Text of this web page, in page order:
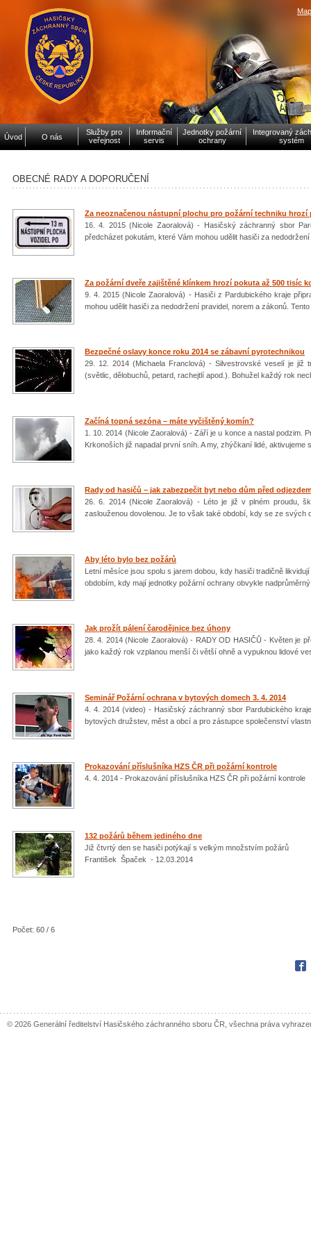
Úvod O nás
Služby pro
veřejnost
Informační
servis
Jednotky požární
ochrany
Integrovaný
systém
OBECNÉ RADY A DOPORUČENÍ
Za neoznačenou nástupní plochu pro požární techniku hrozí
16. 4. 2015 (Nicole Zaoralová) - Hasičský záchranný sbor
předcházet pokutám, které Vám mohou udělit hasiči za
Za požární dveře zajištěné klínkem hrozí pokuta až 500 tisíc
9. 4. 2015 (Nicole Zaoralová) - Hasiči z Pardubického kraje
mohou udělit hasiči za nedodržení pravidel, norem a zákonů.
Bezpečné oslavy konce roku 2014 se zábavní pyrotechnikou
29. 12. 2014 (Michaela Franclová) - Silvestrovské veselí je již
(světlic, dělobuchů, petard, rachejtlí apod.). Bohužel každý rok
Začíná topná sezóna – máte vyčištěný komín?
1. 10. 2014 (Nicole Zaoralová) - Září je u konce a nastal podzim.
Krkonoších již napadal první sníh. A my, zhýčkaní lidé, aktivujeme
Rady od hasičů – jak zabezpečit byt nebo dům před
26. 6. 2014 (Nicole Zaoralová) - Léto je již v plném proudu,
zaslouženou dovolenou. Je to však také období, kdy se ze svých
Aby léto bylo bez požárů
Letní měsíce jsou spolu s jarem dobou, kdy hasiči tradičně
obdobím, kdy mají jednotky požární ochrany obvykle
Jak prožít pálení čarodějnice bez úhony
28. 4. 2014 (Nicole Zaoralová) - RADY OD HASIČŮ - Květen je
jako každý rok vzplanou menší či větší ohně a vypuknou lidové
Seminář Požární ochrana v bytových domech 3. 4. 2014
4. 4. 2014 (video) - Hasičský záchranný sbor Pardubického
bytových družstev, měst a obcí a pro zástupce společenství
Prokazování příslušníka HZS ČR při požární kontrole
4. 4. 2014 - Prokazování příslušníka HZS ČR při požární kontrole
132 požárů během jediného dne
Již čtvrtý den se hasiči potýkají s velkým množstvím požárů
František Špaček - 12.03.2014
Počet: 60 / 6
© 2026 Generální ředitelství Hasičského záchranného sboru ČR, všechna práva